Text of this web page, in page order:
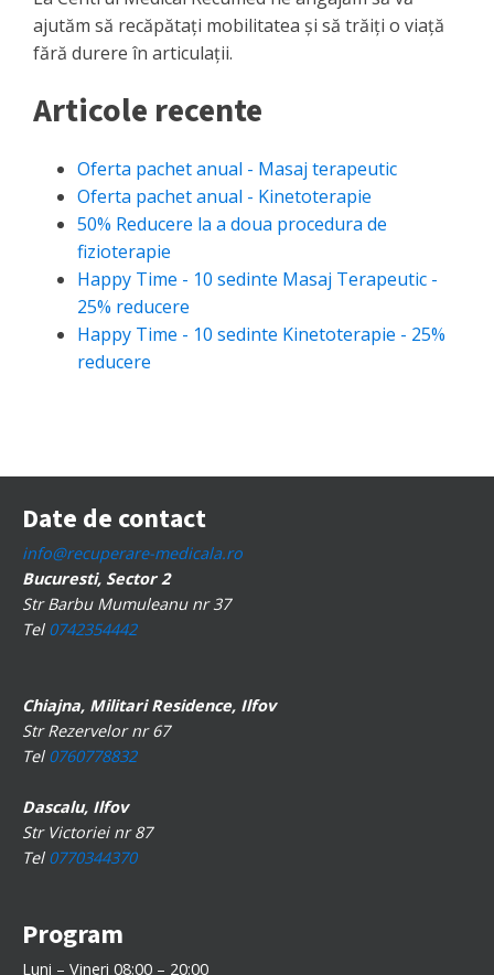
ajutăm să recăpătați mobilitatea și să trăiți o viață
fără durere în articulații.
Articole recente
Oferta pachet anual - Masaj terapeutic
Oferta pachet anual - Kinetoterapie
50% Reducere la a doua procedura de
fizioterapie
Happy Time - 10 sedinte Masaj Terapeutic -
25% reducere
Happy Time - 10 sedinte Kinetoterapie - 25%
reducere
Date de contact
info@recuperare-medicala.ro
Bucuresti, Sector 2
Str Barbu Mumuleanu nr 37
Tel 0742354442
Chiajna, Militari Residence, Ilfov
Str Rezervelor nr 67
Tel 0760778832
Dascalu, Ilfov
Str Victoriei nr 87
Tel 0770344370
Program
Luni – Vineri 08:00 – 20:00